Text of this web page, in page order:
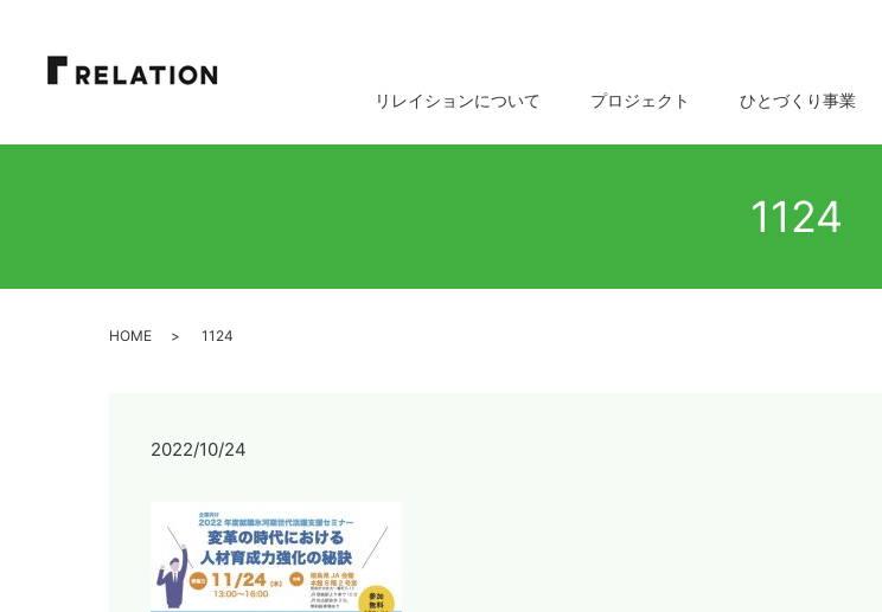
リレイションについて プロジェクト ひとづくり事業
1124
HOME 1124
2022/10/24